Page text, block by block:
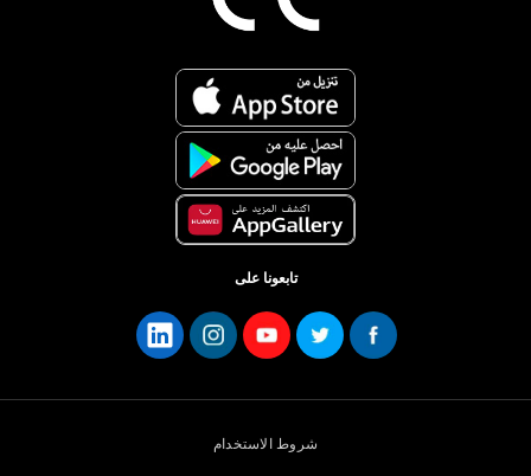
تابعونا على
شروط الاستخدام